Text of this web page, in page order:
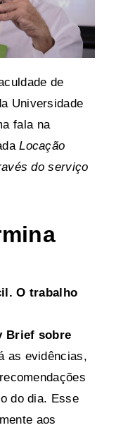
de
Universidade
fala na
Locação
do serviço
O trabalho
Brief sobre
as evidências,
do dia. Esse
aos